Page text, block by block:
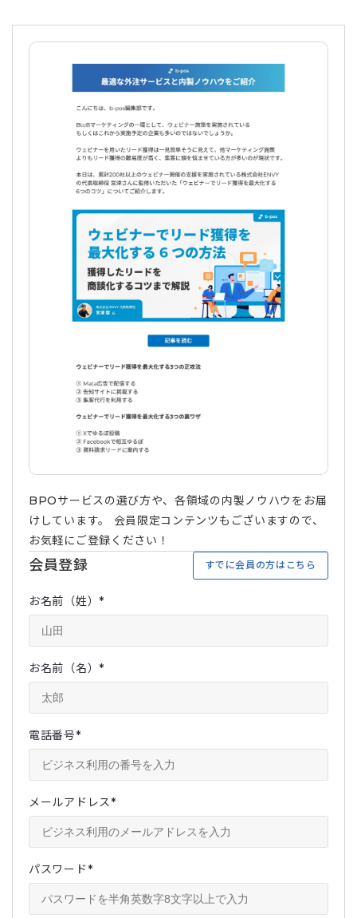
BPOサービスの選び方や、各領域の内製ノウハウをお届
けしています。 会員限定コンテンツもございますので、
お気軽にご登録ください！
会員登録 すでに会員の方はこちら
お名前（姓）*
お名前（名）*
電話番号*
メールアドレス*
パスワード*